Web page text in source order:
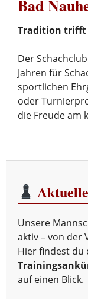
Bad
Tradition trifft
Der
Jahren für
sportlichen
oder
die Freude am
Unsere
aktiv – von der
Hier findest du
auf einen Blick.